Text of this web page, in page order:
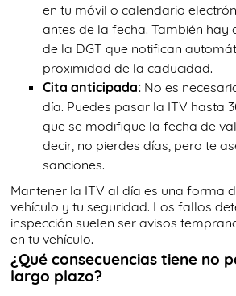
en tu móvil o calendario
antes de la fecha. También hay
de la DGT que notifican
proximidad de la caducidad.
Cita anticipada: No es
día. Puedes pasar la ITV hasta
que se modifique la fecha de
decir, no pierdes días, pero te
sanciones.
Mantener la ITV al día es una forma
vehículo y tu seguridad. Los fallos
inspección suelen ser avisos
en tu vehículo.
¿Qué consecuencias tiene no
largo plazo?